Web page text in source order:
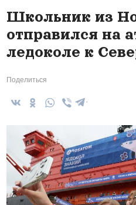
Школьник из
отправился на
ледоколе к
Поделиться